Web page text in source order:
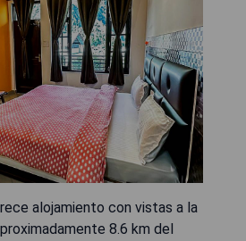
alojamiento con vistas a la
8.6 km del